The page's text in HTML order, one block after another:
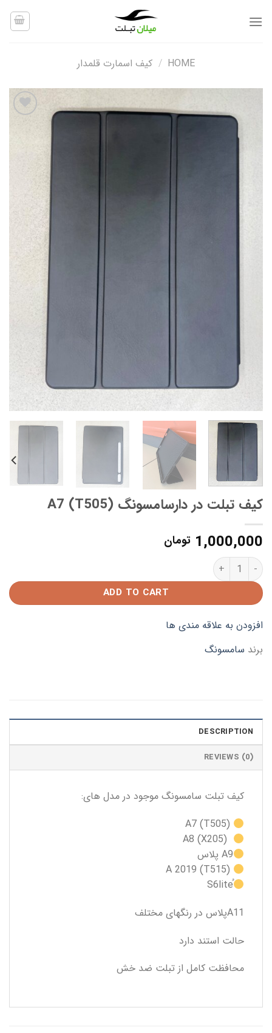
HOME
/ کیف اسمارت قلمدار
افزودن
کیف تبلت در دارسامسونگ A7 (T505)
1,000,000 تومان
کیف تبلت در دارسامسونگ A7 (T505) quantity
ADD TO CART
افزودن به علاقه مندی ها
برند سامسونگ
DESCRIPTION
REVIEWS (0)
کیف تبلت سامسونگ موجود در مدل های:
A9 پلاس
ُS6lite
A11پلاس در رنگهای مختلف
حالت استند دارد
محافظت کامل از تبلت ضد خش